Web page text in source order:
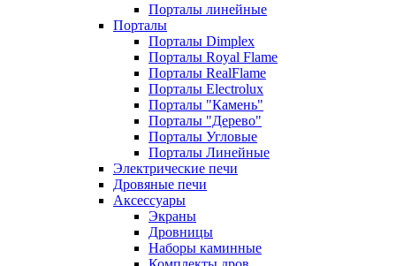
Порталы линейные
Порталы
Порталы Dimplex
Порталы Royal Flame
Порталы RealFlame
Порталы Electrolux
Порталы "Камень"
Порталы "Дерево"
Порталы Угловые
Порталы Линейные
Электрические печи
Дровяные печи
Аксессуары
Экраны
Дровницы
Наборы каминные